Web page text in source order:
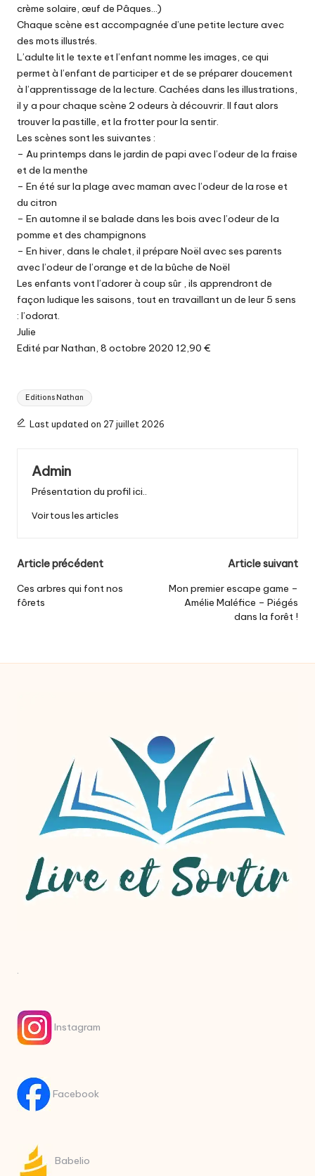
crème solaire, œuf de Pâques…)
Chaque scène est accompagnée d’une petite lecture avec
des mots illustrés.
L’adulte lit le texte et l’enfant nomme les images, ce qui
permet à l’enfant de participer et de se préparer doucement
à l’apprentissage de la lecture. Cachées dans les illustrations,
il y a pour chaque scène 2 odeurs à découvrir. Il faut alors
trouver la pastille, et la frotter pour la sentir.
Les scènes sont les suivantes :
– Au printemps dans le jardin de papi avec l’odeur de la fraise
et de la menthe
– En été sur la plage avec maman avec l’odeur de la rose et
du citron
– En automne il se balade dans les bois avec l’odeur de la
pomme et des champignons
– En hiver, dans le chalet, il prépare Noël avec ses parents
avec l’odeur de l’orange et de la bûche de Noël
Les enfants vont l’adorer à coup sûr , ils apprendront de
façon ludique les saisons, tout en travaillant un de leur 5 sens
: l’odorat.
Julie
Edité par Nathan, 8 octobre 2020 12,90 €
Tags:
Editions Nathan
Last updated on 27 juillet 2026
Admin
Présentation du profil ici..
Voir tous les articles
Post
navigation
Article précédent
Ces arbres qui font nos
fôrets
Article suivant
Mon premier escape game –
Amélie Maléfice – Piégés
dans la forêt !
.
Instagram
Facebook
Babelio